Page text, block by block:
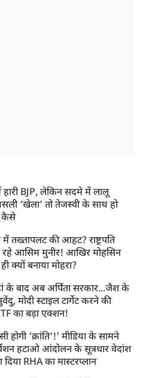
हारी BJP, लेकिन सदमे में लालू
‘खेला’ तो तेजस्वी के साथ हो
कैसे
में तख्तापलट की आहट? राष्ट्रपति
रहे आसिम मुनीर! आखिर मोहसिन
क्यों बनाया मोहरा?
के बाद अब अर्पिता सरकार...जैश के
मोदी स्टाइल टार्गेट करने की
का बड़ा एक्शन!
होगी 'क्रांति'!' मीडिया के सामने
हटाओ आंदोलन के सूत्रधार वेदांश
दिया RHA का मास्टरप्लान